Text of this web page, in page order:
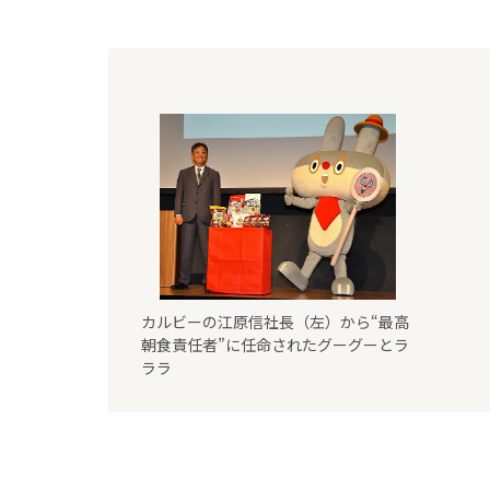
カルビーの江原信社長（左）から“最高
朝食責任者”に任命されたグーグーとラ
ララ